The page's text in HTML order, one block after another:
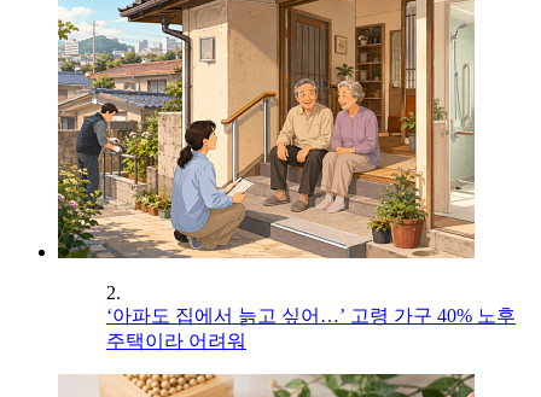
2.
‘아파도 집에서 늙고 싶어…’ 고령 가구 40% 노후
주택이라 어려워